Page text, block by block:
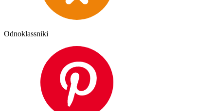
Odnoklassniki